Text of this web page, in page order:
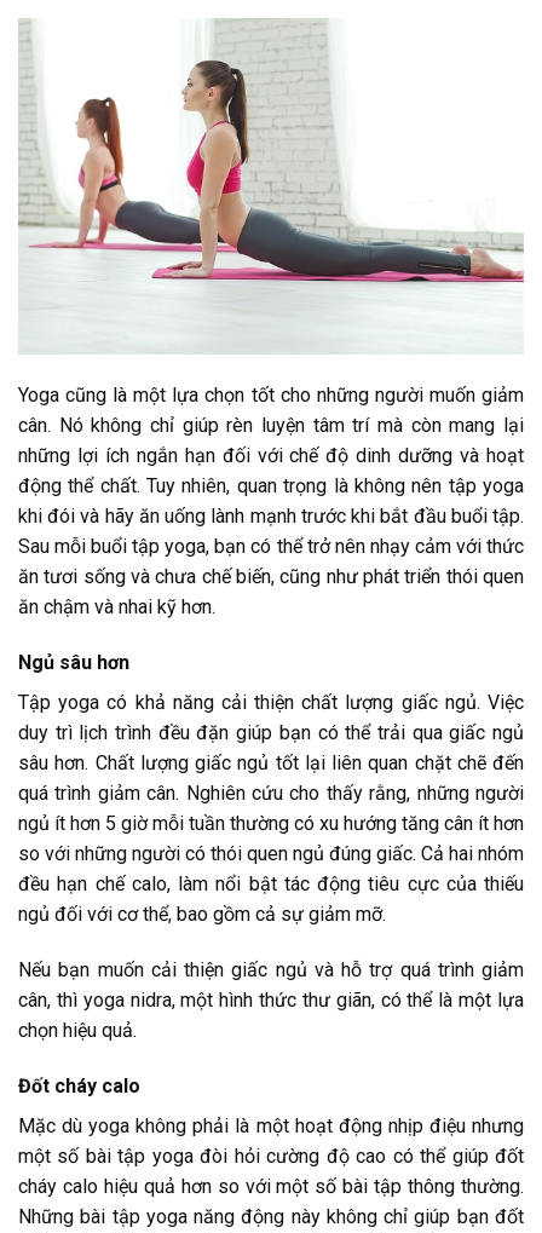
Yoga cũng là một lựa chọn tốt cho những người muốn giảm
cân. Nó không chỉ giúp rèn luyện tâm trí mà còn mang lại
những lợi ích ngắn hạn đối với chế độ dinh dưỡng và hoạt
động thể chất. Tuy nhiên, quan trọng là không nên tập yoga
khi đói và hãy ăn uống lành mạnh trước khi bắt đầu buổi tập.
Sau mỗi buổi tập yoga, bạn có thể trở nên nhạy cảm với thức
ăn tươi sống và chưa chế biến, cũng như phát triển thói quen
ăn chậm và nhai kỹ hơn.
Ngủ sâu hơn
Tập yoga có khả năng cải thiện chất lượng giấc ngủ. Việc
duy trì lịch trình đều đặn giúp bạn có thể trải qua giấc ngủ
sâu hơn. Chất lượng giấc ngủ tốt lại liên quan chặt chẽ đến
quá trình giảm cân. Nghiên cứu cho thấy rằng, những người
ngủ ít hơn 5 giờ mỗi tuần thường có xu hướng tăng cân ít hơn
so với những người có thói quen ngủ đúng giấc. Cả hai nhóm
đều hạn chế calo, làm nổi bật tác động tiêu cực của thiếu
ngủ đối với cơ thể, bao gồm cả sự giảm mỡ.
Nếu bạn muốn cải thiện giấc ngủ và hỗ trợ quá trình giảm
cân, thì yoga nidra, một hình thức thư giãn, có thể là một lựa
chọn hiệu quả.
Đốt cháy calo
Mặc dù yoga không phải là một hoạt động nhịp điệu nhưng
một số bài tập yoga đòi hỏi cường độ cao có thể giúp đốt
cháy calo hiệu quả hơn so với một số bài tập thông thường.
Những bài tập yoga năng động này không chỉ giúp bạn đốt